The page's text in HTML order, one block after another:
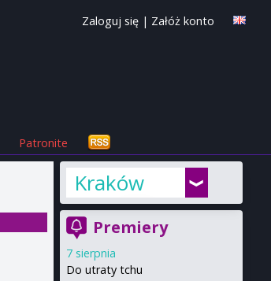
Zaloguj się | Załóż konto
Patronite
Kraków
Premiery
7 sierpnia
Do utraty tchu